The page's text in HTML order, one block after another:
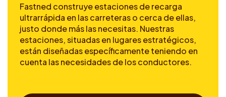
Fastned construye estaciones de recarga
ultrarrápida en las carreteras o cerca de ellas,
justo donde más las necesitas. Nuestras
estaciones, situadas en lugares estratégicos,
están diseñadas específicamente teniendo en
cuenta las necesidades de los conductores.